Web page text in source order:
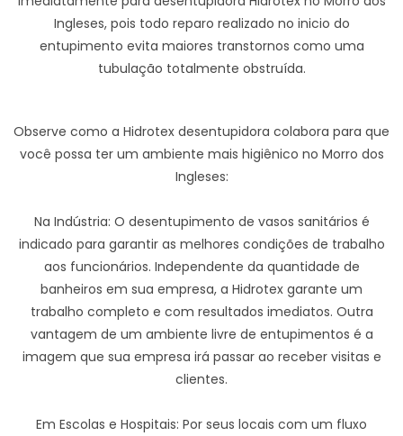
Ingleses, pois todo reparo realizado no inicio do
entupimento evita maiores transtornos como uma
tubulação totalmente obstruída.
Observe como a Hidrotex desentupidora colabora para que
você possa ter um ambiente mais higiênico no Morro dos
Ingleses:
Na Indústria: O desentupimento de vasos sanitários é
indicado para garantir as melhores condições de trabalho
aos funcionários. Independente da quantidade de
banheiros em sua empresa, a Hidrotex garante um
trabalho completo e com resultados imediatos. Outra
vantagem de um ambiente livre de entupimentos é a
imagem que sua empresa irá passar ao receber visitas e
clientes.
Em Escolas e Hospitais: Por seus locais com um fluxo